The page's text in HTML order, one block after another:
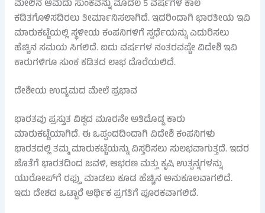
ಮೇಲಿನ ಆಮದು ಸುಂಕವನ್ನು ಮೊದಲ 5 ವರ್ಷಗಳ ಕಾಲ
ಕಡಿತಗೊಳಿಸದಿರಲು ತೀರ್ಮಾನಿಸಲಾಗಿದೆ. ಇದರಿಂದಾಗಿ ಭಾರತೀಯ ಇವಿ
ಮಾರುಕಟ್ಟೆಯಲ್ಲಿ ಸ್ಥಳೀಯ ಕಂಪನಿಗಳಿಗೆ ಸ್ಪರ್ಧೆಯನ್ನು ಎದುರಿಸಲು
ಹೆಚ್ಚಿನ ಸಮಯ ಸಿಗಲಿದೆ. ಐದು ವರ್ಷಗಳ ನಂತರವಷ್ಟೇ ವಿದೇಶಿ ಇವಿ
ಕಾರುಗಳಿಗೂ ಸುಂಕ ಕಡಿತದ ಲಾಭ ದೊರೆಯಲಿದೆ.
ದೇಶೀಯ ಉದ್ಯಮದ ಮೇಲೆ ಪ್ರಭಾವ
ಭಾರತವು ಪ್ರಸ್ತುತ ವಿಶ್ವದ ಮೂರನೇ ಅತಿದೊಡ್ಡ ಕಾರು
ಮಾರುಕಟ್ಟೆಯಾಗಿದೆ. ಈ ಒಪ್ಪಂದದಿಂದಾಗಿ ವಿದೇಶಿ ಕಂಪನಿಗಳು
ಭಾರತದಲ್ಲಿ ತಮ್ಮ ಮಾರುಕಟ್ಟೆಯನ್ನು ವಿಸ್ತರಿಸಲು ಸುಲಭವಾಗುತ್ತದೆ. ಇದರ
ಜೊತೆಗೆ ಭಾರತದಿಂದ ಜವಳಿ, ಆಭರಣ ಮತ್ತು ಕೃಷಿ ಉತ್ಪನ್ನಗಳನ್ನು
ಯುರೋಪ್‌ಗೆ ರಫ್ತು ಮಾಡಲು ಕೂಡ ಹೆಚ್ಚಿನ ಅನುಕೂಲವಾಗಲಿದೆ.
ಇದು ದೇಶದ ಒಟ್ಟಾರೆ ಆರ್ಥಿಕ ಪ್ರಗತಿಗೆ ಪೂರಕವಾಗಲಿದೆ.